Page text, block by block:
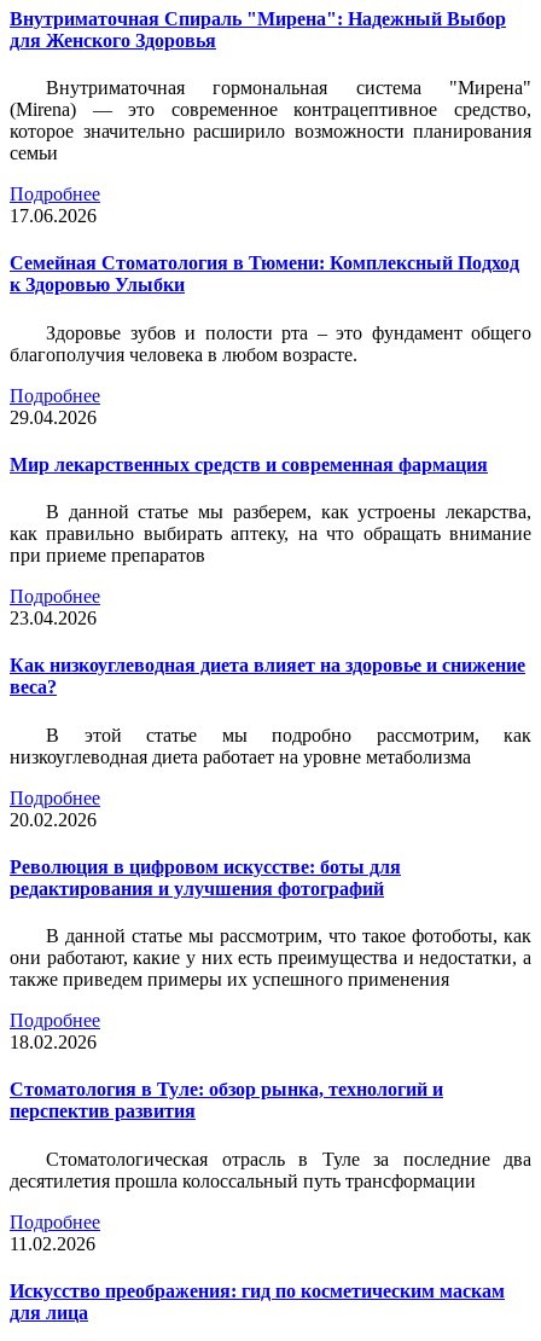
Внутриматочная Спираль "Мирена": Надежный Выбор
для Женского Здоровья
Внутриматочная гормональная система "Мирена"
(Mirena) — это современное контрацептивное средство,
которое значительно расширило возможности планирования
семьи
Подробнее
17.06.2026
Семейная Стоматология в Тюмени: Комплексный Подход
к Здоровью Улыбки
Здоровье зубов и полости рта – это фундамент общего
благополучия человека в любом возрасте.
Подробнее
29.04.2026
Мир лекарственных средств и современная фармация
В данной статье мы разберем, как устроены лекарства,
как правильно выбирать аптеку, на что обращать внимание
при приеме препаратов
Подробнее
23.04.2026
Как низкоуглеводная диета влияет на здоровье и снижение
веса?
В этой статье мы подробно рассмотрим, как
низкоуглеводная диета работает на уровне метаболизма
Подробнее
20.02.2026
Революция в цифровом искусстве: боты для
редактирования и улучшения фотографий
В данной статье мы рассмотрим, что такое фотоботы, как
они работают, какие у них есть преимущества и недостатки, а
также приведем примеры их успешного применения
Подробнее
18.02.2026
Стоматология в Туле: обзор рынка, технологий и
перспектив развития
Стоматологическая отрасль в Туле за последние два
десятилетия прошла колоссальный путь трансформации
Подробнее
11.02.2026
Искусство преображения: гид по косметическим маскам
для лица